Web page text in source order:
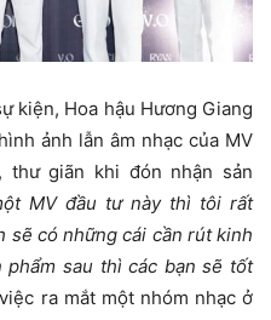
kiện, Hoa hậu Hương Giang
ảnh lẫn âm nhạc của MV
thư giãn khi đón nhận sản
MV đầu tư này thì tôi rất
sẽ có những cái cần rút kinh
sau thì các bạn sẽ tốt
ra mắt một nhóm nhạc ở